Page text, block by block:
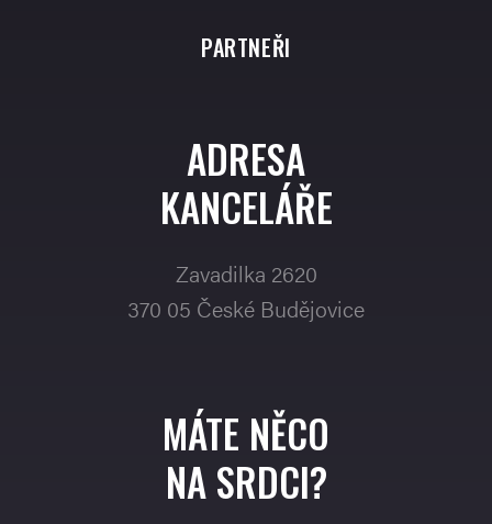
PARTNEŘI
ADRESA
KANCELÁŘE
Zavadilka 2620
370 05 České Budějovice
MÁTE NĚCO
NA SRDCI?